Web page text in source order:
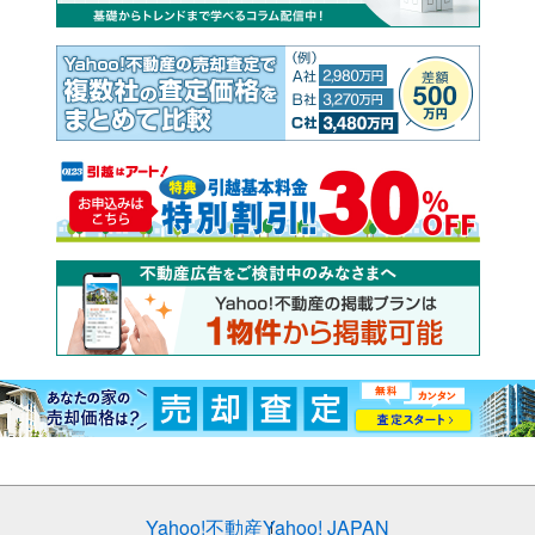
Yahoo!不動産Yahoo! JAPAN